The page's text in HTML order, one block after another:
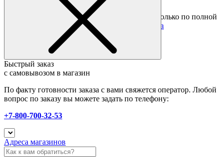
Подробные условия
Товары со скидкой отправляются по России только по полной
предоплате. Все подробности в разделе
оплата
Быстрый заказ
с самовывозом в магазин
По факту готовности заказа с вами свяжется оператор. Любой
вопрос по заказу вы можете задать по телефону:
+7-800-700-32-53
Адреса магазинов